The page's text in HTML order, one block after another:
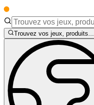
Trouvez vos jeux, produits...